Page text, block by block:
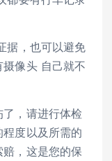
据，也可以避免
像头 自己就不
，请进行体检
度以及所需的
，这是您的保